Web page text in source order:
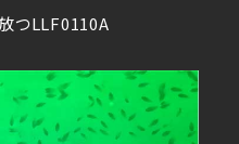
つLLF0110A